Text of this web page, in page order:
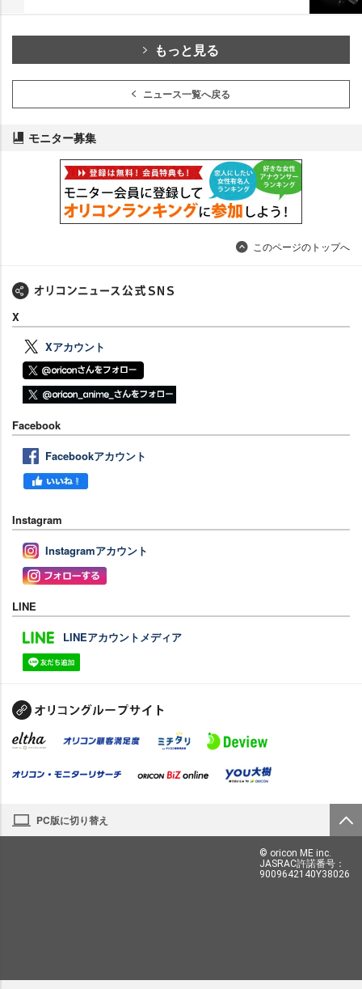
もっと見る
ニュース一覧へ戻る
モニター募集
このページのトップへ
X
Xアカウント
Facebook
Facebookアカウント
Instagram
Instagramアカウント
LINE
LINEアカウントメディア
PC版に切り替え
© oricon ME inc.
JASRAC許諾番号：
9009642140Y38026